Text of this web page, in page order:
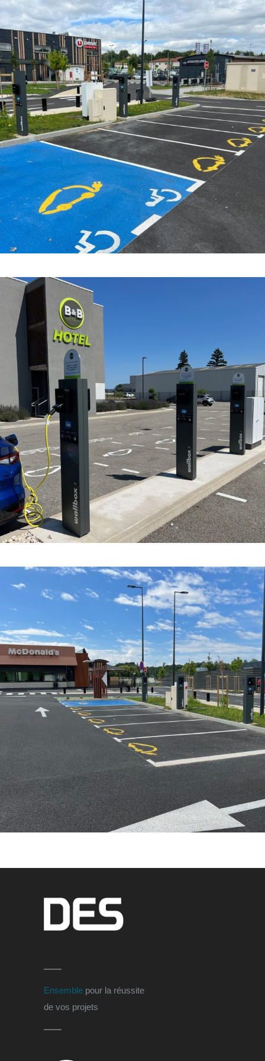
COURANT FAIBLE· COURANT FORT · ELECTRO-MOBILITÉ·
TOUTES LES RÉFÉRENCES
COURANT FAIBLE· COURANT FORT·ELECTRO-MOBILITÉ·
HÔTELLERIE ET RESTAURATION·TOUTES LES RÉFÉRENCES
ELECTRO-MOBILITÉ·HÔTELLERIE ET RESTAURATION·TOUTES
LES RÉFÉRENCES
Ensemble pour la réussite
de vos projets